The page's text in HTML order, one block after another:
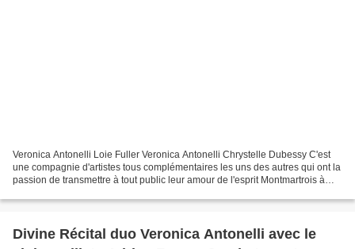
Veronica Antonelli Loie Fuller Veronica Antonelli Chrystelle Dubessy C'est
une compagnie d'artistes tous complémentaires les uns des autres qui ont la
passion de transmettre à tout public leur amour de l'esprit Montmartrois à
Divine Récital duo Veronica Antonelli avec le